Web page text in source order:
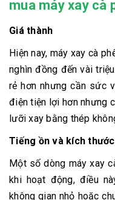
mua máy xay cà
Giá thành
Hiện nay, máy xay cà
nghìn đồng đến vài
rẻ hơn nhưng cần sức
điện tiện lợi hơn nhưng
lưỡi xay bằng thép
Tiếng ồn và kích thước
Một số dòng máy xay
khi hoạt động, điều
không gian nhỏ hoặc